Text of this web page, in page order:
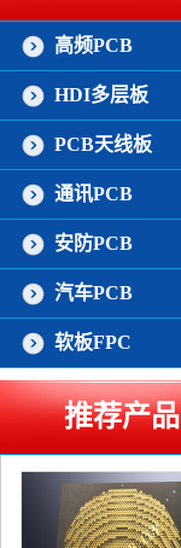
高频PCB
HDI多层板
PCB天线板
通讯PCB
安防PCB
汽车PCB
软板FPC
推荐产品